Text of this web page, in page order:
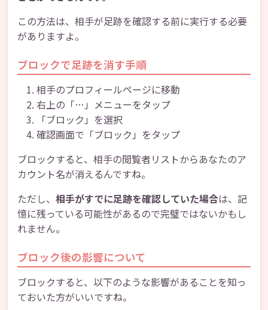
この方法は、相手が足跡を確認する前に実行する必要
がありますよ。
ブロックで足跡を消す手順
相手のプロフィールページに移動
右上の「…」メニューをタップ
「ブロック」を選択
確認画面で「ブロック」をタップ
ブロックすると、相手の閲覧者リストからあなたのア
カウント名が消えるんですね。
ただし、 相手がすでに足跡を確認していた場合は、記
憶に残っている可能性があるので完璧ではないかもし
れません。
ブロック後の影響について
ブロックすると、以下のような影響があることを知っ
ておいた方がいいですね。